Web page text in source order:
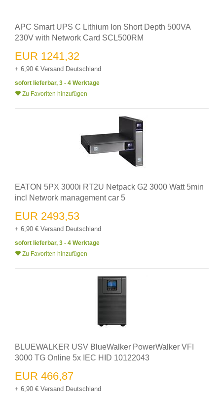
APC Smart UPS C Lithium Ion Short Depth 500VA
230V with Network Card SCL500RM
EUR 1241,32
+ 6,90 € Versand Deutschland
sofort lieferbar, 3 - 4 Werktage
Zu Favoriten hinzufügen
EATON 5PX 3000i RT2U Netpack G2 3000 Watt 5min
incl Network management car 5
EUR 2493,53
+ 6,90 € Versand Deutschland
sofort lieferbar, 3 - 4 Werktage
Zu Favoriten hinzufügen
BLUEWALKER USV BlueWalker PowerWalker VFI
3000 TG Online 5x IEC HID 10122043
EUR 466,87
+ 6,90 € Versand Deutschland